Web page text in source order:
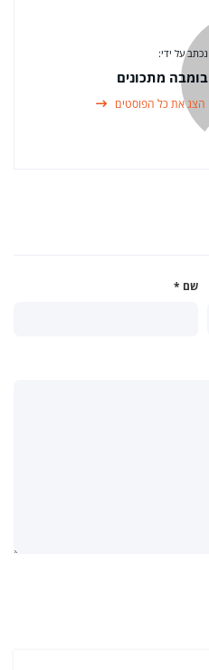
נכתב על ידי:
בומבה מתכונים
הצג את כל הפוסטים
שם *